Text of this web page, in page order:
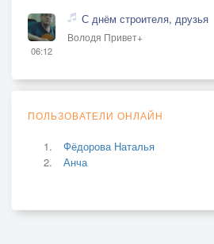
06:12
С днём строителя, друзья
Володя Привет+
ПОЛЬЗОВАТЕЛИ ОНЛАЙН
Фёдорова Наталья
Анча